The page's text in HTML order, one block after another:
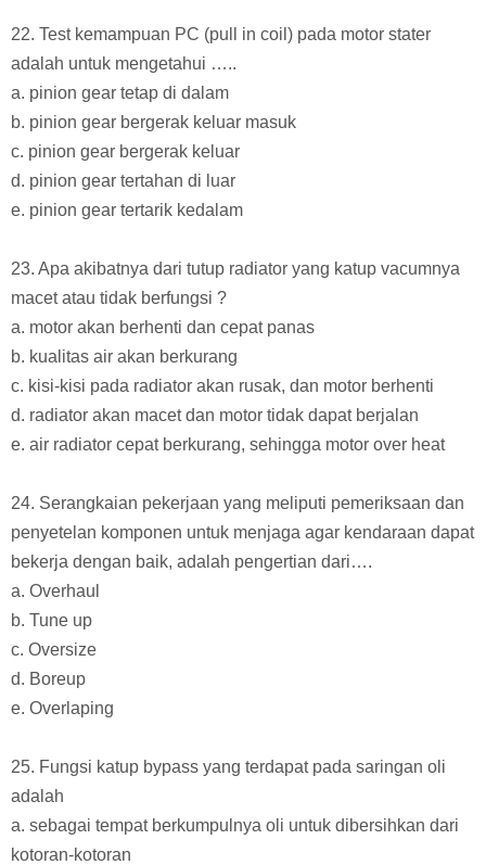
22. Test kemampuan PC (pull in coil) pada motor stater
adalah untuk mengetahui …..
a. pinion gear tetap di dalam
b. pinion gear bergerak keluar masuk
c. pinion gear bergerak keluar
d. pinion gear tertahan di luar
e. pinion gear tertarik kedalam
23. Apa akibatnya dari tutup radiator yang katup vacumnya
macet atau tidak berfungsi ?
a. motor akan berhenti dan cepat panas
b. kualitas air akan berkurang
c. kisi-kisi pada radiator akan rusak, dan motor berhenti
d. radiator akan macet dan motor tidak dapat berjalan
e. air radiator cepat berkurang, sehingga motor over heat
24. Serangkaian pekerjaan yang meliputi pemeriksaan dan
penyetelan komponen untuk menjaga agar kendaraan dapat
bekerja dengan baik, adalah pengertian dari….
a. Overhaul
b. Tune up
c. Oversize
d. Boreup
e. Overlaping
25. Fungsi katup bypass yang terdapat pada saringan oli
adalah
a. sebagai tempat berkumpulnya oli untuk dibersihkan dari
kotoran-kotoran